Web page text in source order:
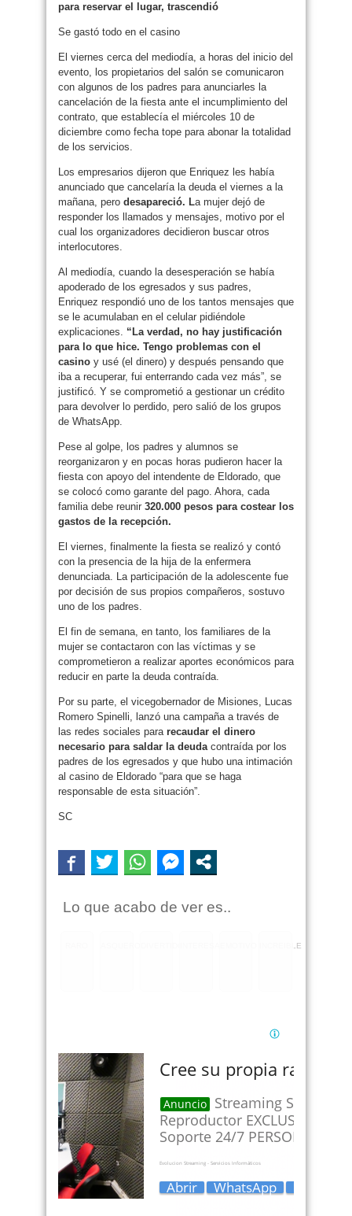
para reservar el lugar, trascendió
Se gastó todo en el casino
El viernes cerca del mediodía, a horas del inicio del
evento, los propietarios del salón se comunicaron
con algunos de los padres para anunciarles la
cancelación de la fiesta ante el incumplimiento del
contrato, que establecía el miércoles 10 de
diciembre como fecha tope para abonar la totalidad
de los servicios.
Los empresarios dijeron que Enriquez les había
anunciado que cancelaría la deuda el viernes a la
mañana, pero desapareció. La mujer dejó de
responder los llamados y mensajes, motivo por el
cual los organizadores decidieron buscar otros
interlocutores.
Al mediodía, cuando la desesperación se había
apoderado de los egresados y sus padres,
Enriquez respondió uno de los tantos mensajes que
se le acumulaban en el celular pidiéndole
explicaciones. “La verdad, no hay justificación
para lo que hice. Tengo problemas con el
casino y usé (el dinero) y después pensando que
iba a recuperar, fui enterrando cada vez más”, se
justificó. Y se comprometió a gestionar un crédito
para devolver lo perdido, pero salió de los grupos
de WhatsApp.
Pese al golpe, los padres y alumnos se
reorganizaron y en pocas horas pudieron hacer la
fiesta con apoyo del intendente de Eldorado, que
se colocó como garante del pago. Ahora, cada
familia debe reunir 320.000 pesos para costear los
gastos de la recepción.
El viernes, finalmente la fiesta se realizó y contó
con la presencia de la hija de la enfermera
denunciada. La participación de la adolescente fue
por decisión de sus propios compañeros, sostuvo
uno de los padres.
El fin de semana, en tanto, los familiares de la
mujer se contactaron con las víctimas y se
comprometieron a realizar aportes económicos para
reducir en parte la deuda contraída.
Por su parte, el vicegobernador de Misiones, Lucas
Romero Spinelli, lanzó una campaña a través de
las redes sociales pararecaudar el dinero
necesario para saldar la deuda contraída por los
padres de los egresados y que hubo una intimación
al casino de Eldorado “para que se haga
responsable de esta situación”.
SC
Lo que acabo de ver es..
INCREIBLE